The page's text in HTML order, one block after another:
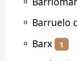
⚬ Barruelo
⚬ Barx 1